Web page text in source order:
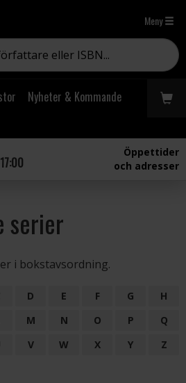
Meny
Nyheter & Kommande
Öppettider
och adresser
serier
i bokstavsordning.
D E F G
H
M N O P
Q
V W X Y
Z